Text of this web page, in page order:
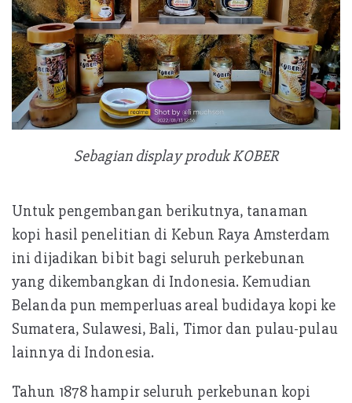
Sebagian display produk KOBER
Untuk pengembangan berikutnya, tanaman
kopi hasil penelitian di Kebun Raya Amsterdam
ini dijadikan bibit bagi seluruh perkebunan
yang dikembangkan di Indonesia. Kemudian
Belanda pun memperluas areal budidaya kopi ke
Sumatera, Sulawesi, Bali, Timor dan pulau-pulau
lainnya di Indonesia.
Tahun 1878 hampir seluruh perkebunan kopi